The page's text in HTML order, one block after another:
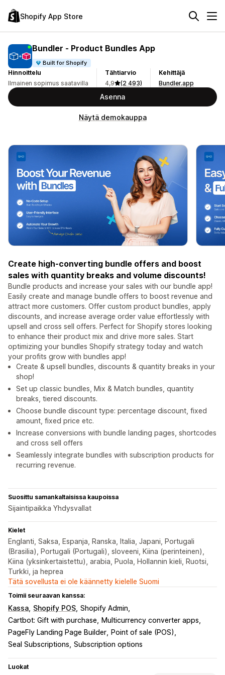
Shopify App Store
Bundler ‑ Product Bundles App
Built for Shopify
Hinnoittelu
Ilmainen sopimus saatavilla
Tähtiarvio
4,9
(2 493)
Kehittäjä
Bundler.app
Asenna
Näytä demokauppa
Create high-converting bundle offers and boost
sales with quantity breaks and volume discounts!
Bundle products and increase your sales with our bundle app!
Easily create and manage bundle offers to boost revenue and
attract more customers. Offer custom product bundles, apply
discounts, and increase average order value effortlessly with
upsell and cross sell offers. Perfect for Shopify stores looking
to enhance their product mix and drive more sales. Start
optimizing your bundles Shopify strategy today and watch
your profits grow with bundles app!
Create & upsell bundles, discounts & quantity breaks in your
shop!
Set up classic bundles, Mix & Match bundles, quantity
breaks, tiered discounts.
Choose bundle discount type: percentage discount, fixed
amount, fixed price etc.
Increase conversions with bundle landing pages, shortcodes
and cross sell offers
Seamlessly integrate bundles with subscription products for
recurring revenue.
Suosittu samankaltaisissa kaupoissa
Sijaintipaikka Yhdysvallat
Kielet
Englanti, Saksa, Espanja, Ranska, Italia, Japani, Portugali
(Brasilia), Portugali (Portugali), sloveeni, Kiina (perinteinen),
Kiina (yksinkertaistettu), arabia, Puola, Hollannin kieli, Ruotsi,
Turkki, ja heprea
Tätä sovellusta ei ole käännetty kielelle Suomi
Toimii seuraavan kanssa:
Kassa Shopify POS Shopify Admin
Cartbot: Gift with purchase
Multicurrency converter apps
PageFly Landing Page Builder
Point of sale (POS)
Seal Subscriptions Subscription options
Luokat